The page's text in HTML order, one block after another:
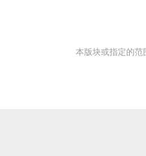
本版块或指定的范